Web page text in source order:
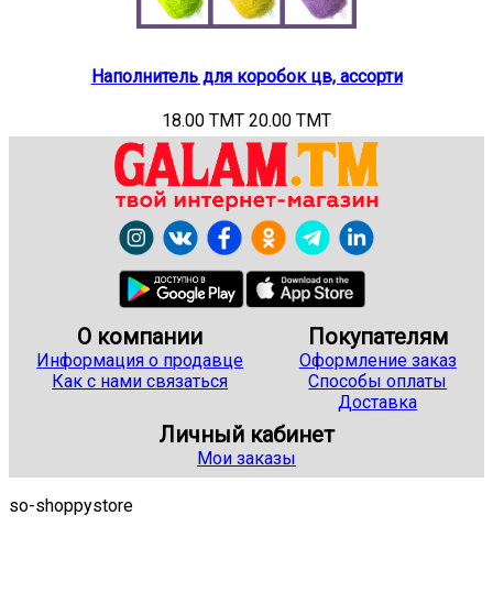
Наполнитель для коробок цв, ассорти
18.00 TMT 20.00 TMT
О компании
Информация о продавце
Как с нами связаться
Покупателям
Оформление заказ
Способы оплаты
Доставка
Личный кабинет
Мои заказы
so-shoppystore